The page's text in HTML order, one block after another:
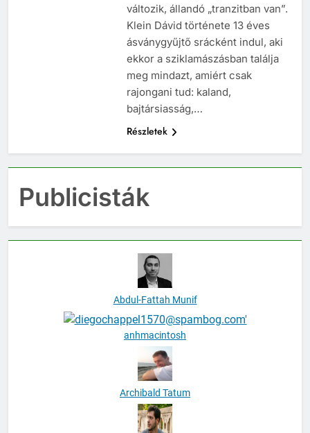
változik, állandó „tranzitban van”.
Klein Dávid története 13 éves
ásványgyűjtő srácként indul, aki
ekkor a sziklamászásban találja
meg mindazt, amiért csak
rajongani tud: kaland,
bajtársiasság,…
Részletek
Publicisták
Abdul-Fattah Munif
anhmacintosh
Archibald Tatum